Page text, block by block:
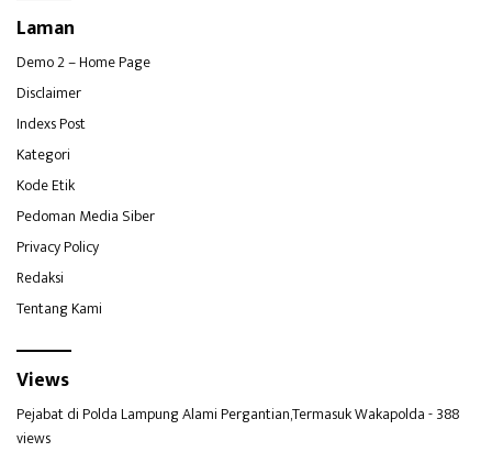
Laman
Demo 2 – Home Page
Disclaimer
Indexs Post
Kategori
Kode Etik
Pedoman Media Siber
Privacy Policy
Redaksi
Tentang Kami
Views
Pejabat di Polda Lampung Alami Pergantian,Termasuk Wakapolda- 388
views